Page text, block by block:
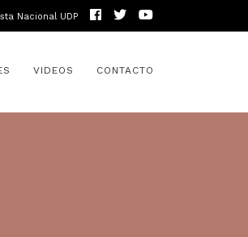
Nacional UDP
VIDEOS CONTACTO